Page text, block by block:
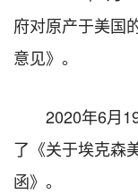
府对原产于美国
意见》。
2020年6月
了《关于埃克森
函》。